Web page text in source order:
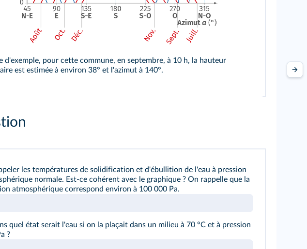
d'exemple, pour cette commune, en septembre, à 10 h, la hauteur
est estimée à environ 38° et l'azimut à 140°.
les températures de solidification et d'ébullition de l'eau à pression
normale. Est-ce cohérent avec le graphique ? On rappelle que la
atmosphérique correspond environ à 100 000 Pa.
quel état serait l'eau si on la plaçait dans un milieu à 70 °C et à pression
?